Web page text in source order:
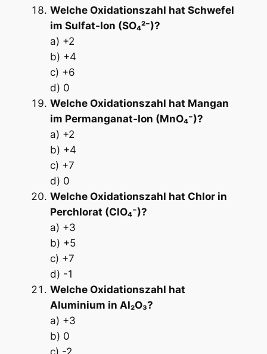
Welche Oxidationszahl hat Schwefel
im Sulfat-Ion (SO₄²⁻)?
a) +2
b) +4
c) +6
d) 0
Welche Oxidationszahl hat Mangan
im Permanganat-Ion (MnO₄⁻)?
a) +2
b) +4
c) +7
d) 0
Welche Oxidationszahl hat Chlor in
Perchlorat (ClO₄⁻)?
a) +3
b) +5
c) +7
d) -1
Welche Oxidationszahl hat
Aluminium in Al₂O₃?
a) +3
b) 0
c) -2